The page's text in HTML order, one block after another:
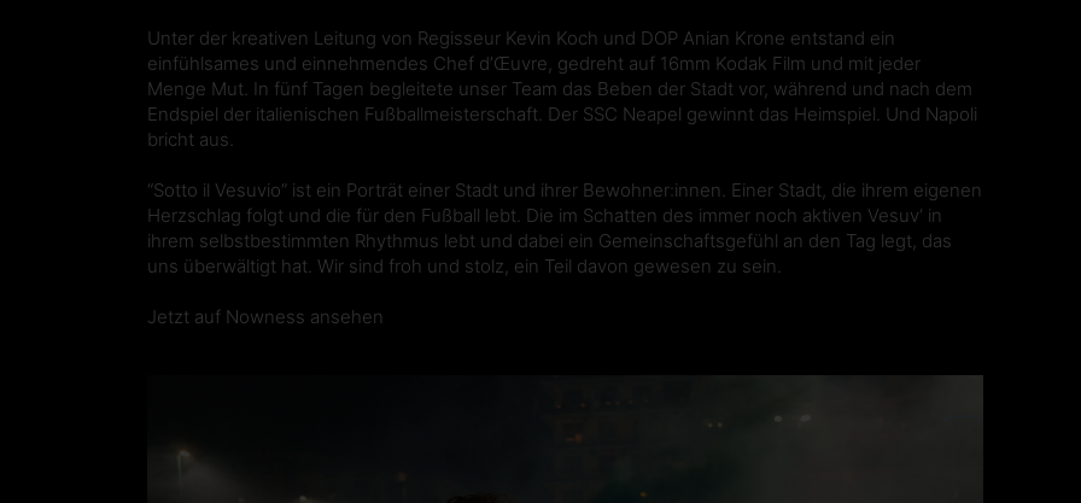
Unter der kreativen Leitung von Regisseur Kevin Koch und DOP Anian Krone entstand ein
einfühlsames und einnehmendes Chef d’Œuvre, gedreht auf 16mm Kodak Film und mit jeder
Menge Mut. In fünf Tagen begleitete unser Team das Beben der Stadt vor, während und nach dem
Endspiel der italienischen Fußballmeisterschaft. Der SSC Neapel gewinnt das Heimspiel. Und Napoli
bricht aus.
“Sotto il Vesuvio” ist ein Porträt einer Stadt und ihrer Bewohner:innen. Einer Stadt, die ihrem eigenen
Herzschlag folgt und die für den Fußball lebt. Die im Schatten des immer noch aktiven Vesuv‘ in
ihrem selbstbestimmten Rhythmus lebt und dabei ein Gemeinschaftsgefühl an den Tag legt, das
uns überwältigt hat. Wir sind froh und stolz, ein Teil davon gewesen zu sein.
Jetzt auf Nowness ansehen